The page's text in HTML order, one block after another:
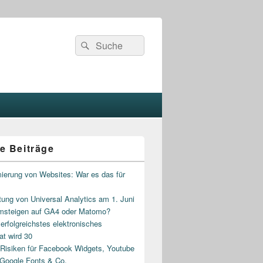
Search
for:
Search
Beiträge
von Websites: War es das für
von Universal Analytics am 1. Juni
auf GA4 oder Matomo?
elektronisches
wird 30
für Facebook Widgets, Youtube
Fonts & Co.